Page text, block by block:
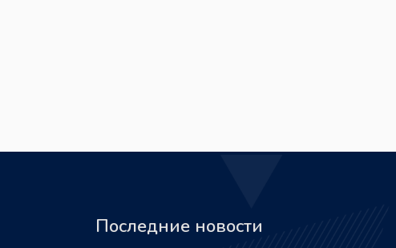
Последние новости